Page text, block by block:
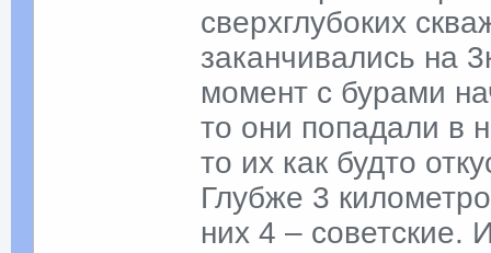
сверхглубоких
заканчивались на
момент с бурами
то они попадали в
то их как будто
Глубже 3
них 4 – советские.